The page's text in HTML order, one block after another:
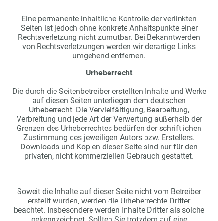
Eine permanente inhaltliche Kontrolle der verlinkten
Seiten ist jedoch ohne konkrete Anhaltspunkte einer
Rechtsverletzung nicht zumutbar. Bei Bekanntwerden
von Rechtsverletzungen werden wir derartige Links
umgehend entfernen.
Urheberrecht
Die durch die Seitenbetreiber erstellten Inhalte und Werke
auf diesen Seiten unterliegen dem deutschen
Urheberrecht. Die Vervielfältigung, Bearbeitung,
Verbreitung und jede Art der Verwertung außerhalb der
Grenzen des Urheberrechtes bedürfen der schriftlichen
Zustimmung des jeweiligen Autors bzw. Erstellers.
Downloads und Kopien dieser Seite sind nur für den
privaten, nicht kommerziellen Gebrauch gestattet.
Soweit die Inhalte auf dieser Seite nicht vom Betreiber
erstellt wurden, werden die Urheberrechte Dritter
beachtet. Insbesondere werden Inhalte Dritter als solche